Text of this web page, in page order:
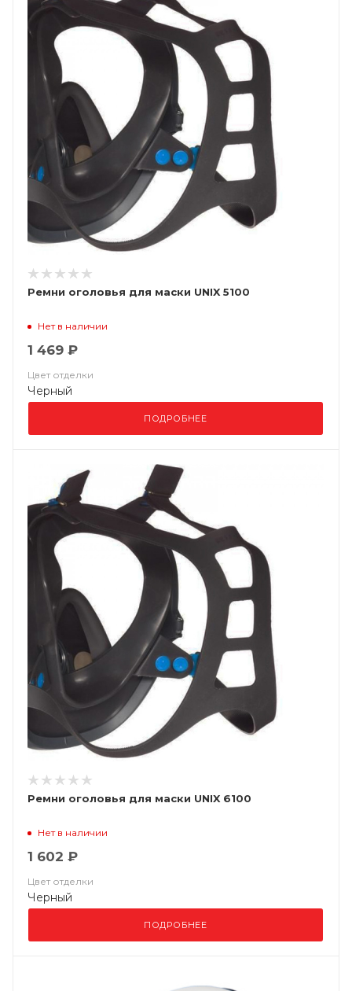
Ремни оголовья для маски UNIX 5100
Нет в наличии
1 469 ₽
Цвет отделки
Черный
ПОДРОБНЕЕ
Ремни оголовья для маски UNIX 6100
Нет в наличии
1 602 ₽
Цвет отделки
Черный
ПОДРОБНЕЕ